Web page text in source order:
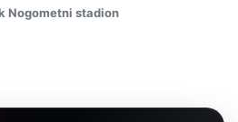
Nogometni stadion